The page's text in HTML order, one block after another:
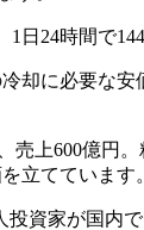
日24時間で
却に必要な
売上600億
立てています。
資家が国内